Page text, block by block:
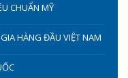
CHUẨN MỸ
HÀNG ĐẦU VIỆT NAM